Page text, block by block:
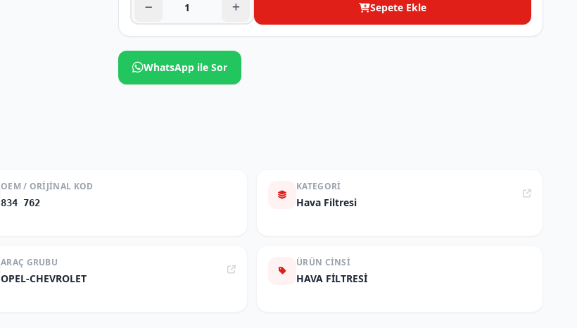
Sepete Ekle
WhatsApp ile Sor
OEM / ORIJINAL KOD
834 762
KATEGORI
Hava Filtresi
ARAÇ GRUBU
OPEL-CHEVROLET
ÜRÜN CINSI
HAVA FİLTRESİ